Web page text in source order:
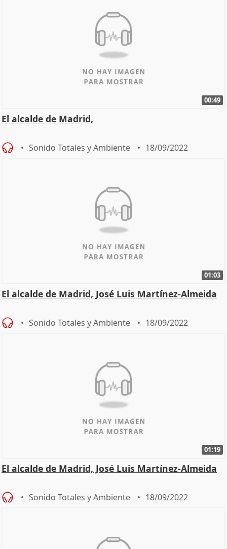
00:49
El alcalde de Madrid,
Sonido Totales y Ambiente 18/09/2022
01:03
El alcalde de Madrid, José Luis Martínez-Almeida
Sonido Totales y Ambiente 18/09/2022
01:19
El alcalde de Madrid, José Luis Martínez-Almeida
Sonido Totales y Ambiente 18/09/2022